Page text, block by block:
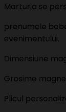
Marturia se
prenumele
evenimentului.
Dimensiune
Grosime
Plicul